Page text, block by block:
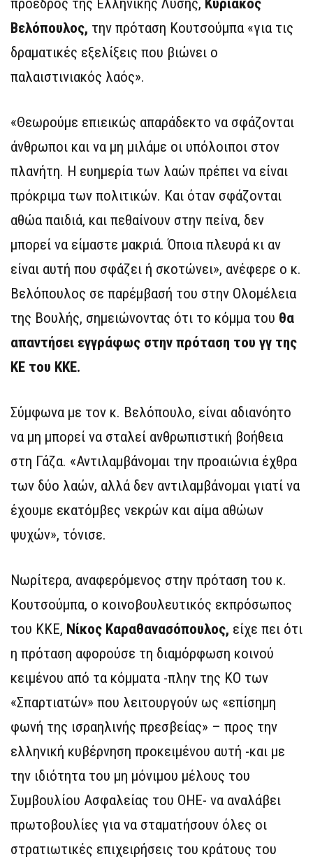
πρόεδρος της Ελληνικής Λύσης, Κυριάκος
Βελόπουλος, την πρόταση Κουτσούμπα «για τις
δραματικές εξελίξεις που βιώνει ο
παλαιστινιακός λαός».
«Θεωρούμε επιεικώς απαράδεκτο να σφάζονται
άνθρωποι και να μη μιλάμε οι υπόλοιποι στον
πλανήτη. Η ευημερία των λαών πρέπει να είναι
πρόκριμα των πολιτικών. Και όταν σφάζονται
αθώα παιδιά, και πεθαίνουν στην πείνα, δεν
μπορεί να είμαστε μακριά. Όποια πλευρά κι αν
είναι αυτή που σφάζει ή σκοτώνει», ανέφερε ο κ.
Βελόπουλος σε παρέμβασή του στην Ολομέλεια
της Βουλής, σημειώνοντας ότι το κόμμα του θα
απαντήσει εγγράφως στην πρόταση του γγ της
ΚΕ του ΚΚΕ.
Σύμφωνα με τον κ. Βελόπουλο, είναι αδιανόητο
να μη μπορεί να σταλεί ανθρωπιστική βοήθεια
στη Γάζα. «Αντιλαμβάνομαι την προαιώνια έχθρα
των δύο λαών, αλλά δεν αντιλαμβάνομαι γιατί να
έχουμε εκατόμβες νεκρών και αίμα αθώων
ψυχών», τόνισε.
Νωρίτερα, αναφερόμενος στην πρόταση του κ.
Κουτσούμπα, ο κοινοβουλευτικός εκπρόσωπος
του ΚΚΕ, Νίκος Καραθανασόπουλος, είχε πει ότι
η πρόταση αφορούσε τη διαμόρφωση κοινού
κειμένου από τα κόμματα -πλην της ΚΟ των
«Σπαρτιατών» που λειτουργούν ως «επίσημη
φωνή της ισραηλινής πρεσβείας» – προς την
ελληνική κυβέρνηση προκειμένου αυτή -και με
την ιδιότητα του μη μόνιμου μέλους του
Συμβουλίου Ασφαλείας του ΟΗΕ- να αναλάβει
πρωτοβουλίες για να σταματήσουν όλες οι
στρατιωτικές επιχειρήσεις του κράτους του